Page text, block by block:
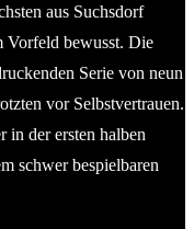
aus Suchsdorf
Vorfeld bewusst. Die
Serie von neun
vor Selbstvertrauen.
in der ersten halben
schwer bespielbaren